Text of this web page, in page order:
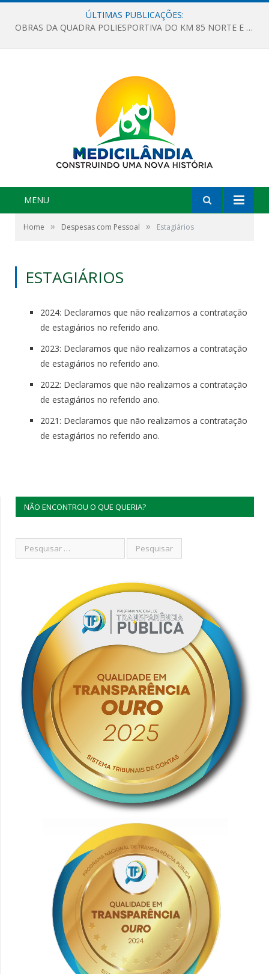
ÚLTIMAS PUBLICAÇÕES:
OBRAS DA QUADRA POLIESPORTIVA DO KM 85 NORTE E DA ESCOLA GASPAR VIANA AVANÇAM
MENU
Home » Despesas com Pessoal » Estagiários
ESTAGIÁRIOS
2024: Declaramos que não realizamos a contratação
de estagiários no referido ano.
2023: Declaramos que não realizamos a contratação
de estagiários no referido ano.
2022: Declaramos que não realizamos a contratação
de estagiários no referido ano.
2021: Declaramos que não realizamos a contratação
de estagiários no referido ano.
NÃO ENCONTROU O QUE QUERIA?